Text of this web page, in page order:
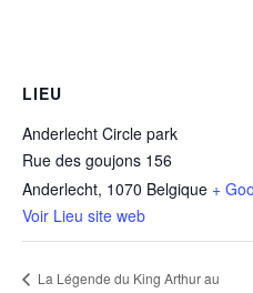
LIEU
Anderlecht Circle park
Rue des goujons 156
Anderlecht, 1070 Belgique +
Voir Lieu site web
La Légende du King Arthur au